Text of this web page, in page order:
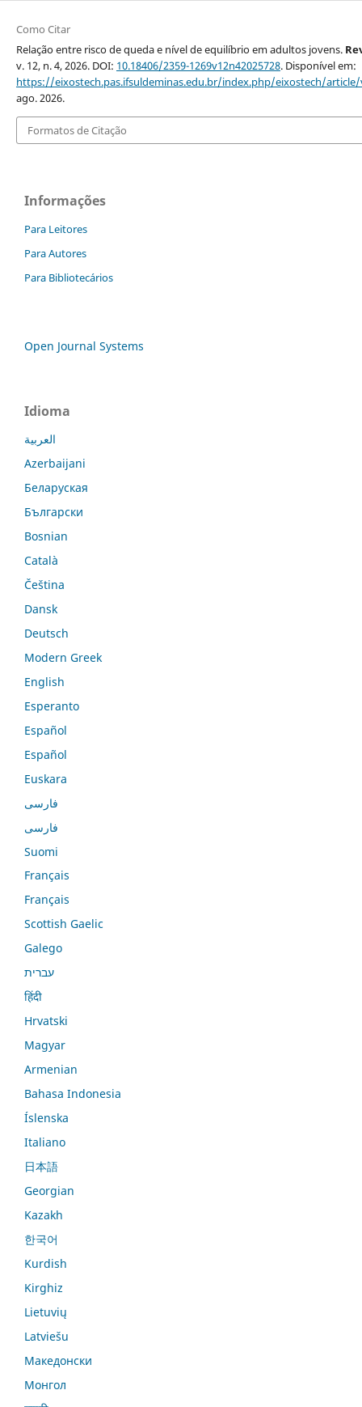
Como Citar
Relação entre risco de queda e nível de equilíbrio em adultos jovens.
v. 12, n. 4, 2026. DOI: 10.18406/2359-1269v12n42025728. Disponível em:
https://eixostech.pas.ifsuldeminas.edu.br/index.php/eixostech/
ago. 2026.
Formatos de Citação
Informações
Para Leitores
Para Autores
Para Bibliotecários
Open Journal Systems
Idioma
العربية
Azerbaijani
Беларуская
Български
Bosnian
Català
Čeština
Dansk
Deutsch
Modern Greek
English
Esperanto
Español
Español
Euskara
فارسی
فارسی
Suomi
Français
Français
Scottish Gaelic
Galego
עברית
हिंदी
Hrvatski
Magyar
Armenian
Bahasa Indonesia
Íslenska
Italiano
日本語
Georgian
Kazakh
한국어
Kurdish
Kirghiz
Lietuvių
Latviešu
Македонски
Монгол